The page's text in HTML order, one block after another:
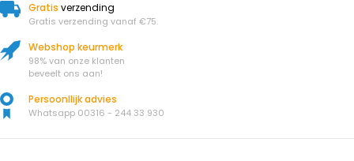
Gratis verzending
Gratis verzending vanaf €75.
Webshop keurmerk
98% van onze klanten
beveelt ons aan!
Persoonllijk advies
Whatsapp 00316 - 244 33 930